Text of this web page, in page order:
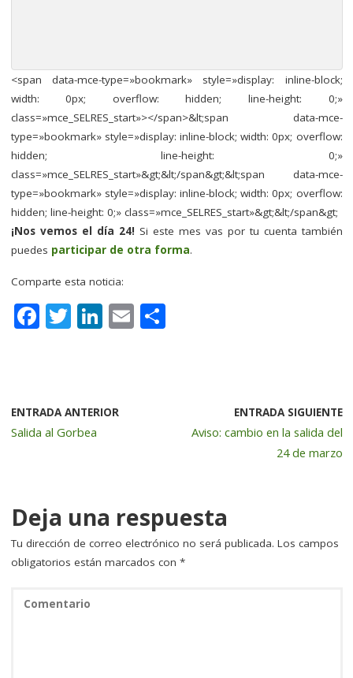
<span data-mce-type=»bookmark» style=»display: inline-block;
width: 0px; overflow: hidden; line-height: 0;»
class=»mce_SELRES_start»> </span>&lt;span data-mce-
type=»bookmark» style=»display: inline-block; width: 0px; overflow:
hidden; line-height: 0;»
class=»mce_SELRES_start»&gt; &lt;/span&gt;&lt;span data-mce-
type=»bookmark» style=»display: inline-block; width: 0px; overflow:
hidden; line-height: 0;» class=»mce_SELRES_start»&gt; &lt;/span&gt;
¡Nos vemos el día 24! Si este mes vas por tu cuenta también
puedes participar de otra forma.
Comparte esta noticia:
F
b
o
T
r
Li
dI
E C
ENTRADA ANTERIOR
Salida al Gorbea
ENTRADA SIGUIENTE
Aviso: cambio en la salida del
24 de marzo
Deja una respuesta
Tu dirección de correo electrónico no será publicada. Los campos
obligatorios están marcados con *